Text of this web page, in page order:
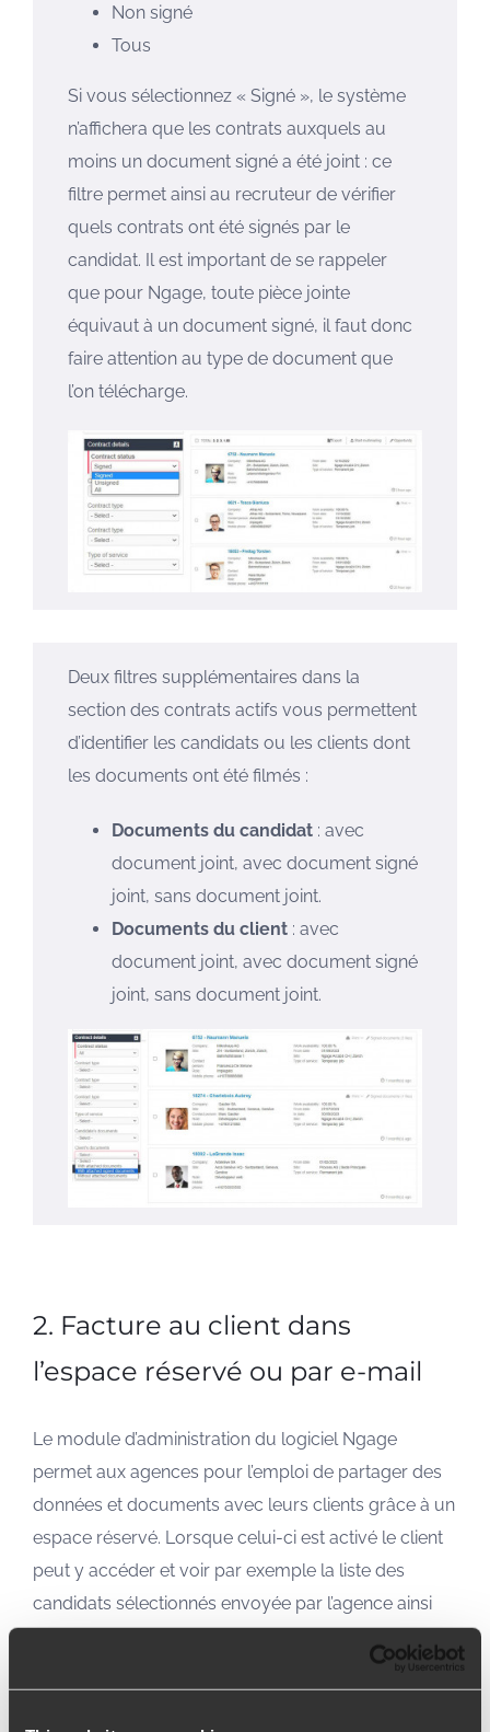
Non signé
Tous
Si vous sélectionnez « Signé », le système
n’affichera que les contrats auxquels au
moins un document signé a été joint : ce
filtre permet ainsi au recruteur de vérifier
quels contrats ont été signés par le
candidat. Il est important de se rappeler
que pour Ngage, toute pièce jointe
équivaut à un document signé, il faut donc
faire attention au type de document que
l’on télécharge.
Deux filtres supplémentaires dans la
section des contrats actifs vous permettent
d’identifier les candidats ou les clients dont
les documents ont été filmés :
Documents du candidat : avec
document joint, avec document signé
joint, sans document joint.
Documents du client : avec
document joint, avec document signé
joint, sans document joint.
2. Facture au client dans
l’espace réservé ou par e-mail
Le module d’administration du logiciel Ngage
permet aux agences pour l’emploi de partager des
données et documents avec leurs clients grâce à un
espace réservé. Lorsque celui-ci est activé le client
peut y accéder et voir par exemple la liste des
candidats sélectionnés envoyée par l’agence ainsi
Dès que les factures sont émises, elles peuvent être